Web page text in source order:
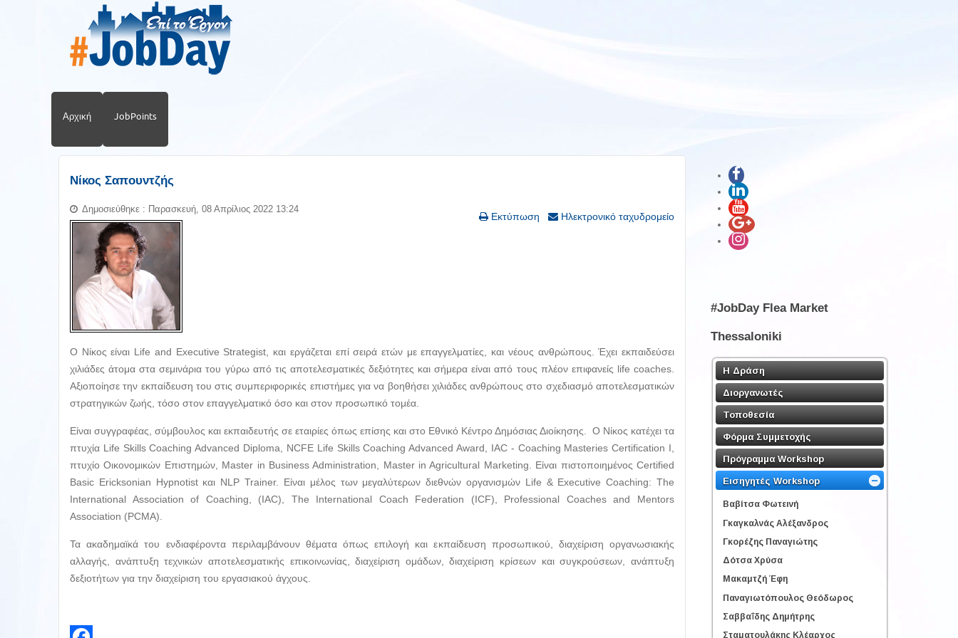
Αρχική JobPoints
Νίκος Σαπουντζής
Εκτύπωση Ηλεκτρονικό ταχυδρομείο
Δημοσιεύθηκε : Παρασκευή, 08 Απρίλιος 2022 13:24
Ο Νίκος είναι Life and Executive Strategist, και εργάζεται επί σειρά ετών με επαγγελματίες, και νέους ανθρώπους. Έχει εκπαιδεύσει
χιλιάδες άτομα στα σεμινάρια του γύρω από τις αποτελεσματικές δεξιότητες και σήμερα είναι από τους πλέον επιφανείς life coaches.
Αξιοποίησε την εκπαίδευση του στις συμπεριφορικές επιστήμες για να βοηθήσει χιλιάδες ανθρώπους στο σχεδιασμό αποτελεσματικών
στρατηγικών ζωής, τόσο στον επαγγελματικό όσο και στον προσωπικό τομέα.
Είναι συγγραφέας, σύμβουλος και εκπαιδευτής σε εταιρίες όπως επίσης και στο Εθνικό Κέντρο Δημόσιας Διοίκησης. Ο Νίκος κατέχει τα
πτυχία Life Skills Coaching Advanced Diploma, NCFE Life Skills Coaching Advanced Award, IAC - Coaching Masteries Certification I,
πτυχίο Οικονομικών Επιστημών, Master in Business Administration, Master in Agricultural Marketing. Είναι πιστοποιημένος Certified
Basic Ericksonian Hypnotist και NLP Trainer. Είναι μέλος των μεγαλύτερων διεθνών οργανισμών Life & Executive Coaching: The
International Association of Coaching, (IAC), The International Coach Federation (ICF), Professional Coaches and Mentors
Association (PCMA).
Τα ακαδημαϊκά του ενδιαφέροντα περιλαμβάνουν θέματα όπως επιλογή και εκπαίδευση προσωπικού, διαχείριση οργανωσιακής
αλλαγής, ανάπτυξη τεχνικών αποτελεσματικής επικοινωνίας, διαχείριση ομάδων, διαχείριση κρίσεων και συγκρούσεων, ανάπτυξη
δεξιοτήτων για την διαχείριση του εργασιακού άγχους.
#JobDay Flea Market
Thessaloniki
Η Δράση
Διοργανωτές
Τοποθεσία
Φόρμα Συμμετοχής
Πρόγραμμα Workshop
Εισηγητές Workshop
Βαβίτσα Φωτεινή
Γκαγκαλνάς Αλέξανδρος
Γκορέζης Παναγιώτης
Δότσα Χρύσα
Μακαμτζή Έφη
Παναγιωτόπουλος Θεόδωρος
Σαββαΐδης Δημήτρης
Σταματουλάκης Κλέαρχος